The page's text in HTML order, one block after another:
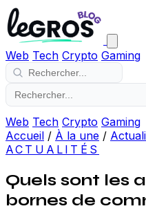
Web Tech Crypto Gaming
Web Tech Crypto Gaming
Accueil / À la une /
ACTUALITÉS
Quels sont les
bornes de